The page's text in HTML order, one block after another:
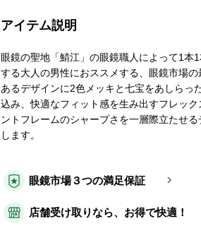
眼鏡市場３つの満足保証
店舗受け取りなら、お得で快適！
アイテム説明
眼鏡の聖地「鯖江」の眼鏡職人によって1本
する大人の男性におススメする、眼鏡市場
あるデザインに2色メッキと七宝をあしらっ
込み、快適なフィット感を生み出すフレッ
ントフレームのシャープさを一層際立たせ
します。